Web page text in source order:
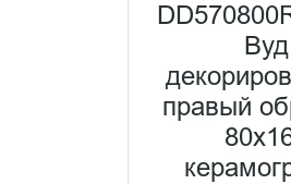
Вуд
правый